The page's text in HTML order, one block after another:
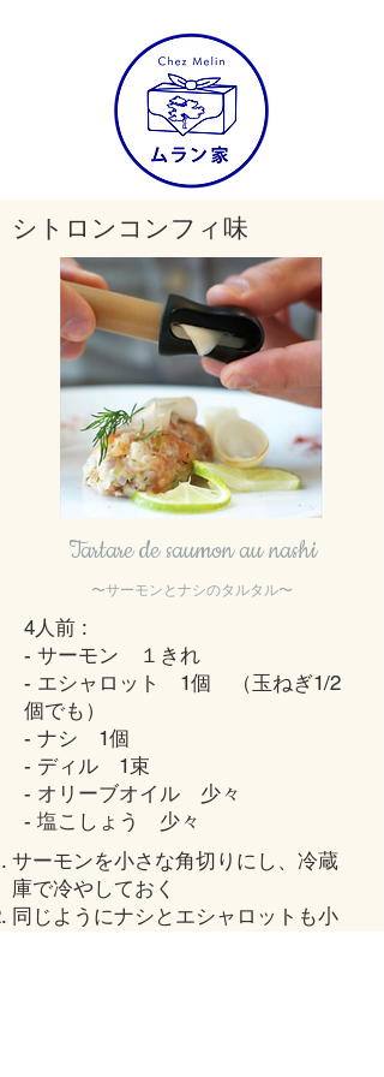
株式会社ムラン家
4人前 :
- サーモン １きれ
- エシャロット 1個 （玉ねぎ1/2
個でも）
- ナシ 1個
- ディル 1束
- オリーブオイル 少々
​- 塩こしょう 少々
サーモンを小さな角切りにし、冷蔵
庫で冷やしておく
同じようにナシとエシャロットも小
Tartare de saumon au nashi
〜​サーモンとナシのタルタル〜
シトロンコンフィ味